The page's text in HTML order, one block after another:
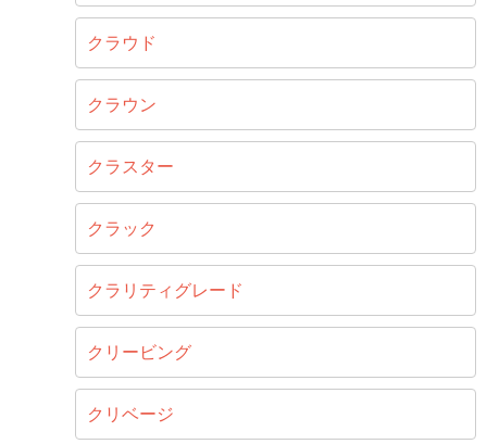
クラウド
クラウン
クラスター
クラック
クラリティグレード
クリービング
クリベージ